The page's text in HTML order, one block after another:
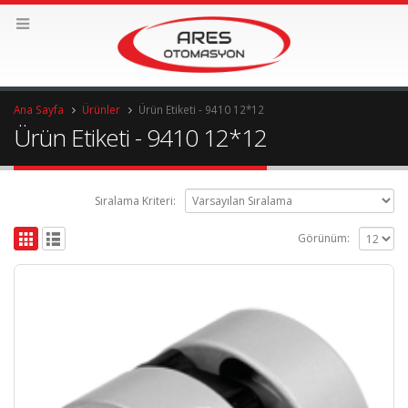
Ana Sayfa Ürünler Ürün Etiketi - 9410 12*12
Ürün Etiketi - 9410 12*12
Sıralama Kriteri:
Görünüm: